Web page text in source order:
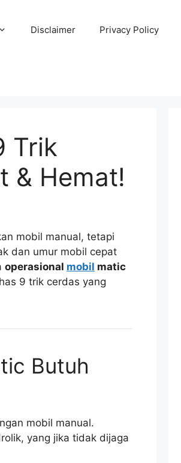
Disclaimer Privacy Policy
Trik
& Hemat!
mobil manual, tetapi
dan umur mobil cepat
operasional mobil matic
9 trik cerdas yang
Butuh
mobil manual.
yang jika tidak dijaga